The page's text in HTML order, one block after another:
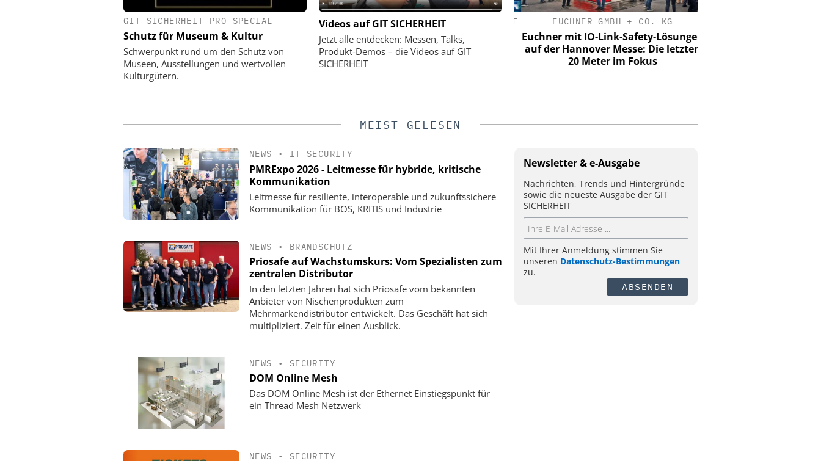
GIT SICHERHEIT PRO SPECIAL
Schutz für Museum & Kultur
Schwerpunkt rund um den Schutz von
Museen, Ausstellungen und wertvollen
Kulturgütern.
Videos auf GIT SICHERHEIT
Jetzt alle entdecken: Messen, Talks,
Produkt-Demos – die Videos auf GIT
SICHERHEIT
KLÜH SERVICE MANAGEMENT GMBH
Interview mit Klüh Security-
Geschäftsführer Sven Horstmann
über integrierte
Alarmempfangsstelle (AES) und
SIEMENS AG SMART INFRASTRUCTURE
Webinar: KRITIS und NIS2
EUCHNER GMBH + CO. KG
Euchner mit IO-Link-Safety-Lösungen
auf der Hannover Messe: Die letzten
20 Meter im Fokus
MEIST GELESEN
NEWS • IT-SECURITY
PMRExpo 2026 - Leitmesse für hybride, kritische
Kommunikation
Leitmesse für resiliente, interoperable und zukunftssichere
Kommunikation für BOS, KRITIS und Industrie
NEWS • BRANDSCHUTZ
Priosafe auf Wachstumskurs: Vom Spezialisten zum
zentralen Distributor
In den letzten Jahren hat sich Priosafe vom bekannten
Anbieter von Nischenprodukten zum
Mehrmarkendistributor entwickelt. Das Geschäft hat sich
multipliziert. Zeit für einen Ausblick.
NEWS • SECURITY
DOM Online Mesh
Das DOM Online Mesh ist der Ethernet Einstiegspunkt für
ein Thread Mesh Netzwerk
NEWS • SECURITY
Newsletter & e-Ausgabe
Nachrichten, Trends und Hintergründe
sowie die neueste Ausgabe der GIT
SICHERHEIT
Mit Ihrer Anmeldung stimmen Sie
unseren Datenschutz-Bestimmungen
zu.
ABSENDEN